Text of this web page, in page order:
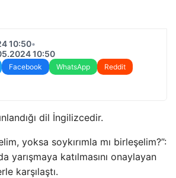
10:50•
10:50
Facebook WhatsApp
Reddit
dil İngilizcedir.
yoksa soykırımla mı birleşelim?”:
yarışmaya katılmasını onaylayan
karşılaştı.